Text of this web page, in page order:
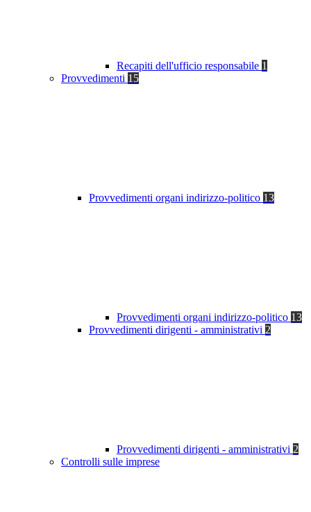
Recapiti dell'ufficio responsabile 1
Provvedimenti 15
Provvedimenti organi indirizzo-politico 13
Provvedimenti organi indirizzo-politico 13
Provvedimenti dirigenti - amministrativi 2
Provvedimenti dirigenti - amministrativi 2
Controlli sulle imprese